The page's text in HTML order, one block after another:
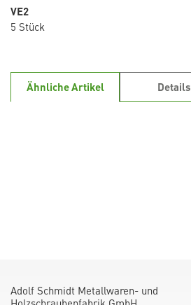
VE2
5 Stück
Ähnliche Artikel Details
Adolf Schmidt Metallwaren- und